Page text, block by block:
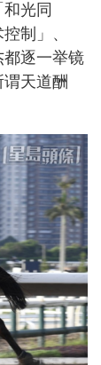
光同
制」、
都逐一举镜
天道酬